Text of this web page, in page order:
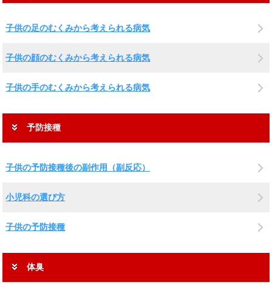
子供の足のむくみから考えられる病気
子供の顔のむくみから考えられる病気
子供の手のむくみから考えられる病気
予防接種
子供の予防接種後の副作用（副反応）
小児科の選び方
子供の予防接種
体臭